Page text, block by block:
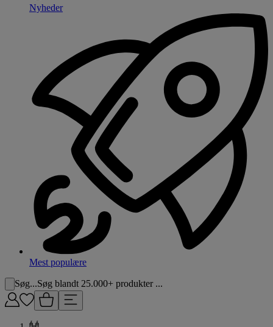
Nyheder
Mest populære
Søg...Søg blandt 25.000+ produkter ...